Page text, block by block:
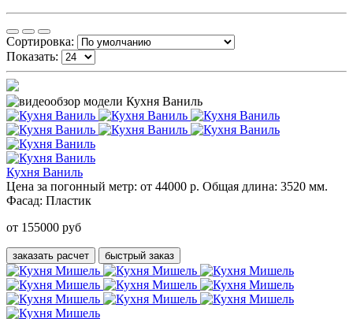
Сортировка:
Показать:
Кухня Ваниль
Цена за погонный метр: от 44000 р. Общая длина: 3520 мм.
Фасад: Пластик
от 155000 руб
заказать расчет быстрый заказ